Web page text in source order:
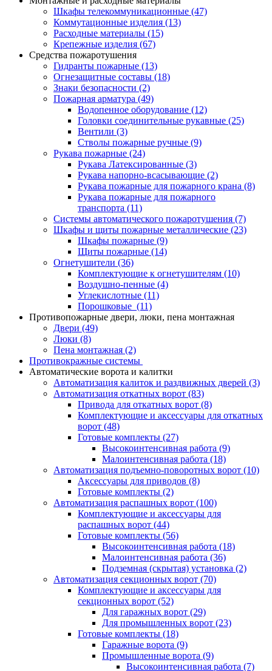
Шкафы телекоммуникационные (47)
Коммутационные изделия (13)
Расходные материалы (15)
Крепежные изделия (67)
Средства пожаротушения
Гидранты пожарные (13)
Огнезащитные составы (18)
Знаки безопасности (2)
Пожарная арматура (49)
Водопенное оборудование (12)
Головки соединительные рукавные (25)
Вентили (3)
Стволы пожарные ручные (9)
Рукава пожарные (24)
Рукава Латексированные (3)
Рукава напорно-всасывающие (2)
Рукава пожарные для пожарного крана (8)
Рукава пожарные для пожарного
транспорта (11)
Системы автоматического пожаротушения (7)
Шкафы и щиты пожарные металлические (23)
Шкафы пожарные (9)
Щиты пожарные (14)
Огнетушители (36)
Комплектующие к огнетушителям (10)
Воздушно-пенные (4)
Углекислотные (11)
Порошковые (11)
Противопожарные двери, люки, пена монтажная
Двери (49)
Люки (8)
Пена монтажная (2)
Противокражные системы
Автоматические ворота и калитки
Автоматизация калиток и раздвижных дверей (3)
Автоматизация откатных ворот (83)
Привода для откатных ворот (8)
Комплектующие и аксессуары для откатных
ворот (48)
Готовые комплекты (27)
Высокоинтенсивная работа (9)
Малоинтенсивная работа (18)
Автоматизация подъемно-поворотных ворот (10)
Аксессуары для приводов (8)
Готовые комплекты (2)
Автоматизация распашных ворот (100)
Комплектующие и аксессуары для
распашных ворот (44)
Готовые комплекты (56)
Высокоинтенсивная работа (18)
Малоинтенсивная работа (36)
Подземная (скрытая) установка (2)
Автоматизация секционных ворот (70)
Комплектующие и аксессуары для
секционных ворот (52)
Для гаражных ворот (29)
Для промышленных ворот (23)
Готовые комплекты (18)
Гаражные ворота (9)
Промышленные ворота (9)
Высокоинтенсивная работа (7)